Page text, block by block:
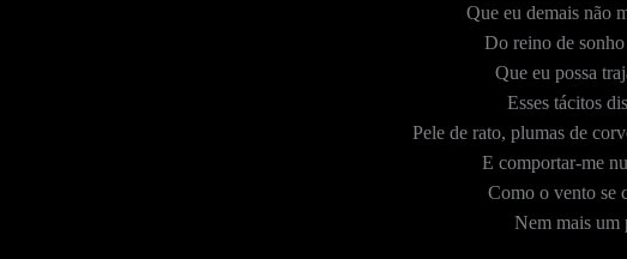
Que eu demais não
Do reino de
Que eu possa
Esses tácitos
Pele de rato, plumas de
E comportar-me
Como o vento se
Nem mais um